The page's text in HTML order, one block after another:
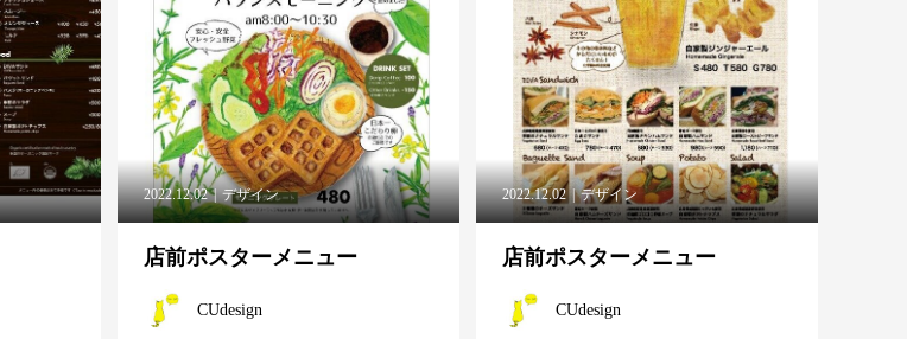
2022.12.02 デザイン
店前ポスターメニュー
CUdesign
2022.12.02 デザイン
店前ポスターメニュー
CUdesign